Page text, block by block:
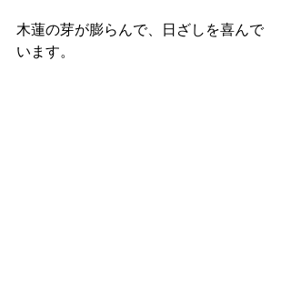
木蓮の芽が膨らんで、日ざしを喜んで
います。